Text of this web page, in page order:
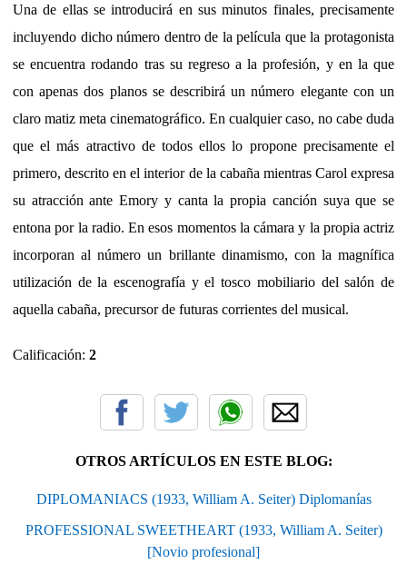
Una de ellas se introducirá en sus minutos finales, precisamente
incluyendo dicho número dentro de la película que la protagonista
se encuentra rodando tras su regreso a la profesión, y en la que
con apenas dos planos se describirá un número elegante con un
claro matiz meta cinematográfico. En cualquier caso, no cabe duda
que el más atractivo de todos ellos lo propone precisamente el
primero, descrito en el interior de la cabaña mientras Carol expresa
su atracción ante Emory y canta la propia canción suya que se
entona por la radio. En esos momentos la cámara y la propia actriz
incorporan al número un brillante dinamismo, con la magnífica
utilización de la escenografía y el tosco mobiliario del salón de
aquella cabaña, precursor de futuras corrientes del musical.
Calificación: 2
OTROS ARTÍCULOS EN ESTE BLOG:
DIPLOMANIACS (1933, William A. Seiter) Diplomanías
PROFESSIONAL SWEETHEART (1933, William A. Seiter)
[Novio profesional]